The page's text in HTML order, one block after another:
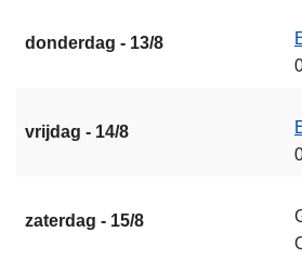
donderdag - 13/8
vrijdag - 14/8
zaterdag - 15/8